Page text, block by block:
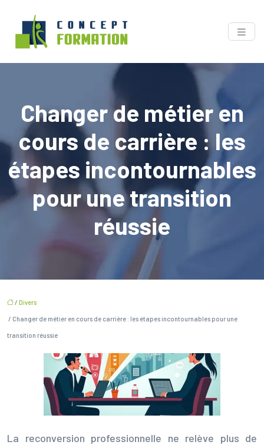
Changer de métier en
cours de carrière : les
étapes incontournables
pour une transition
réussie
/ Divers
/ Changer de métier en cours de carrière : les étapes incontournables pour une
transition réussie
La reconversion professionnelle ne relève plus de